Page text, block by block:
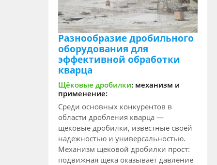
Разнообразие дробильного
оборудования для
эффективной обработки
кварца
Щёковые дробилки: механизм и
применение:
Среди основных конкурентов в
области дробления кварца —
щековые дробилки, известные своей
надежностью и универсальностью.
Механизм щековой дробилки прост:
подвижная щека оказывает давление